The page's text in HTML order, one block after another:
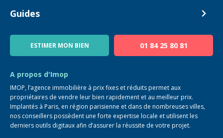
Devenir Conseiller
Guides
Blog
ESTIMER MON BIEN 01 84 25 80 81
A propos d'Imop
IMOP, l’agence immobilière à prix fixes et réduits permet aux
propriétaires de vendre leur bien rapidement et au meilleur prix.
Implantés à Paris, en région parisienne et dans de nombreuses villes,
nos conseillers possèdent une forte expertise locale et utilisent les
derniers outils digitaux afin d’assurer la réussite de votre projet.